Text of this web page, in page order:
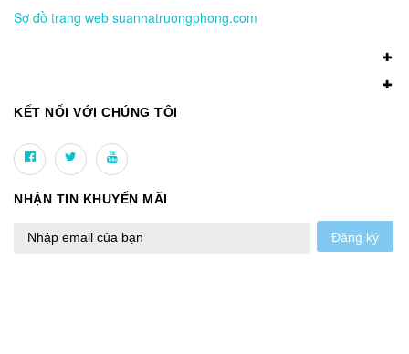
Sơ đồ trang web suanhatruongphong.com
KẾT NỐI VỚI CHÚNG TÔI
NHẬN TIN KHUYẾN MÃI
Đăng ký